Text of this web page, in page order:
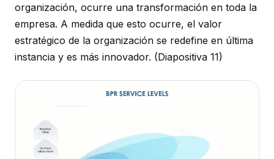
organización, ocurre una transformación en toda la
empresa. A medida que esto ocurre, el valor
estratégico de la organización se redefine en última
instancia y es más innovador. (Diapositiva 11)